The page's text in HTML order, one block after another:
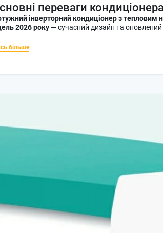
переваги
інверторний кондиціонер з тепловим
2026 року — сучасний дизайн та
більше